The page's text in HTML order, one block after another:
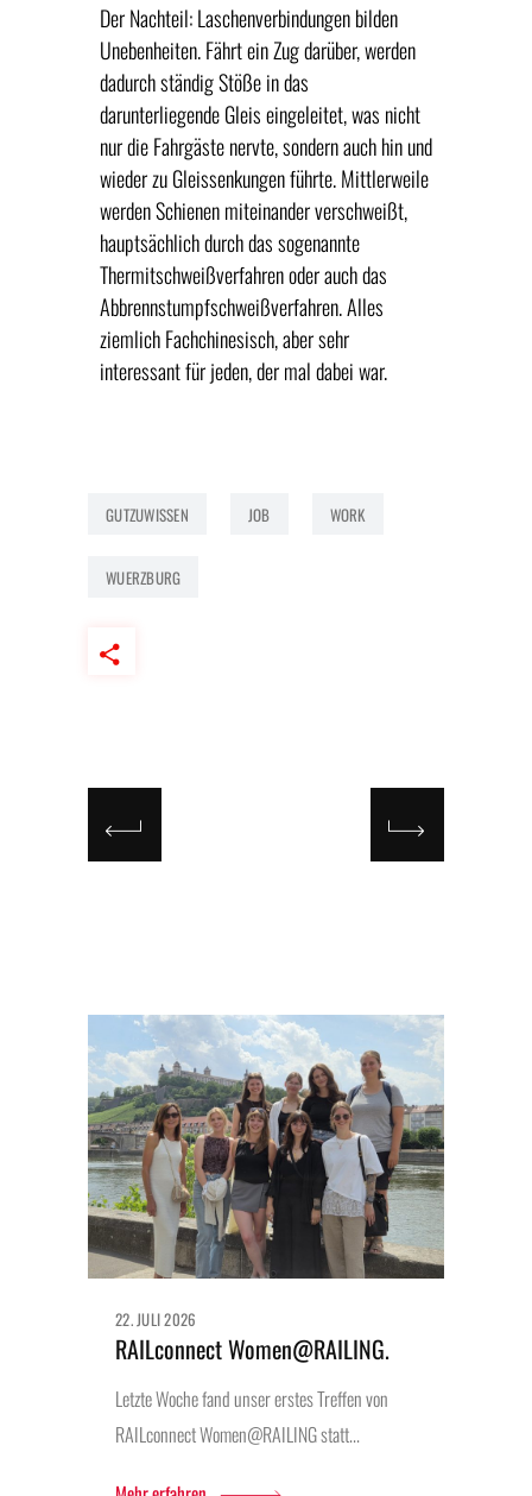
Der Nachteil: Laschenverbindungen bilden
Unebenheiten. Fährt ein Zug darüber, werden
dadurch ständig Stöße in das
darunterliegende Gleis eingeleitet, was nicht
nur die Fahrgäste nervte, sondern auch hin und
wieder zu Gleissenkungen führte. Mittlerweile
werden Schienen miteinander verschweißt,
hauptsächlich durch das sogenannte
Thermitschweißverfahren oder auch das
Abbrennstumpfschweißverfahren. Alles
ziemlich Fachchinesisch, aber sehr
interessant für jeden, der mal dabei war.
GUTZUWISSEN JOB WORK
WUERZBURG
22. JULI 2026
RAILconnect Women@RAILING.
Letzte Woche fand unser erstes Treffen von
RAILconnect Women@RAILING statt...